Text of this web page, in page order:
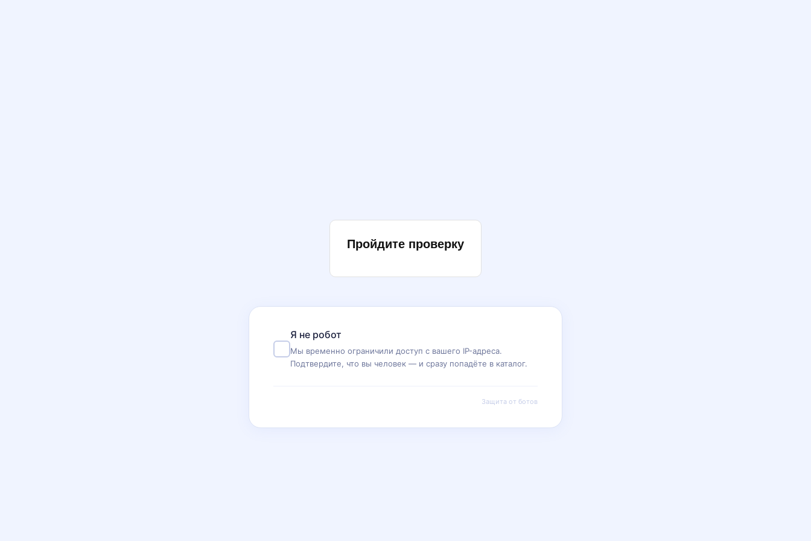
Пройдите проверку
Я не робот
Мы временно ограничили доступ с вашего IP-адреса.
Подтвердите, что вы человек — и сразу попадёте в каталог.
Защита от ботов